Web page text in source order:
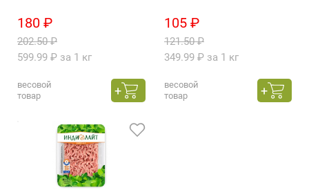
180 ₽
202.50 ₽
599.99 ₽ за 1 кг
весовой
товар
105 ₽
121.50 ₽
349.99 ₽ за 1 кг
весовой
товар